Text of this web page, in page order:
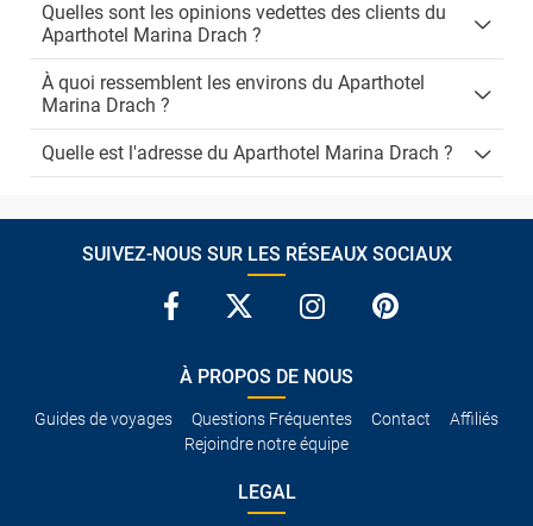
Quelles sont les opinions vedettes des clients du
Aparthotel Marina Drach ?
À quoi ressemblent les environs du Aparthotel
Marina Drach ?
Quelle est l'adresse du Aparthotel Marina Drach ?
SUIVEZ-NOUS SUR LES RÉSEAUX SOCIAUX
À PROPOS DE NOUS
Guides de voyages Questions Fréquentes Contact
Affiliés
Rejoindre notre équipe
LEGAL